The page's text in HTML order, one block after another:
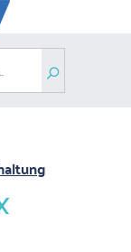
Positionen. Der